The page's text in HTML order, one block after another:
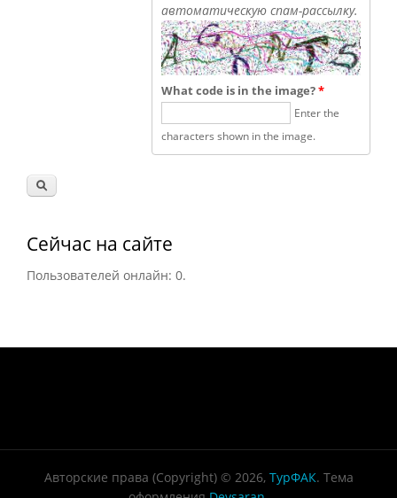
автоматическую спам-рассылку.
What code is in the image?*
Enter the
characters shown in the image.
Сейчас на сайте
Пользователей онлайн: 0.
Авторские права (Copyright) © 2026, ТурФАК. Тема